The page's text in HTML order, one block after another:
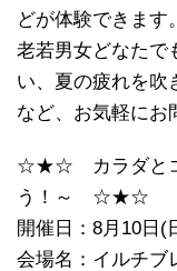
どが体験できます
老若男女どなたで
い、夏の疲れを吹
など、お気軽にお
☆★☆ カラダとコ
う！～ ☆★☆
開催日：8月10日(
会場名：イルチブ